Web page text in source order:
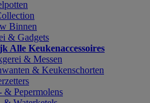
Binnen
& Gadgets
Alle Keukenaccessoires
& Messen
& Keukenschorten
& Pepermolens